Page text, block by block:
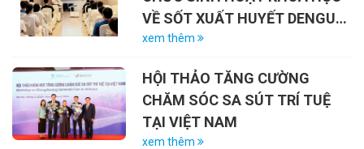
VỀ SỐT XUẤT HUYẾT DENGUE
VÀ VAI TRÒ CỦA VẮC-XIN
xem thêm
HỘI THẢO TĂNG CƯỜNG
CHĂM SÓC SA SÚT TRÍ TUỆ
TẠI VIỆT NAM
xem thêm